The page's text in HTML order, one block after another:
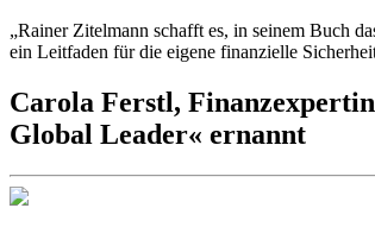
„Rainer Zitelmann schafft es, in seinem Buch
ein Leitfaden für die eigene finanzielle
Carola Ferstl,
Global Leader« ernannt